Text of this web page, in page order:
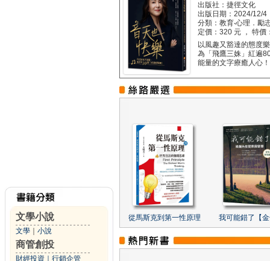
文學小說
文學 小說
商管創投
財經投資 行銷企管
出版社：捷徑文化
出版日期：2024/12/4
分類：教育‧心理．勵
定價：320 元 ， 特價
以風趣又豁達的態度
為「飛鷹三姝」紅遍
能量的文字療癒人心
從馬斯克到第一性原理 我可能錯了【